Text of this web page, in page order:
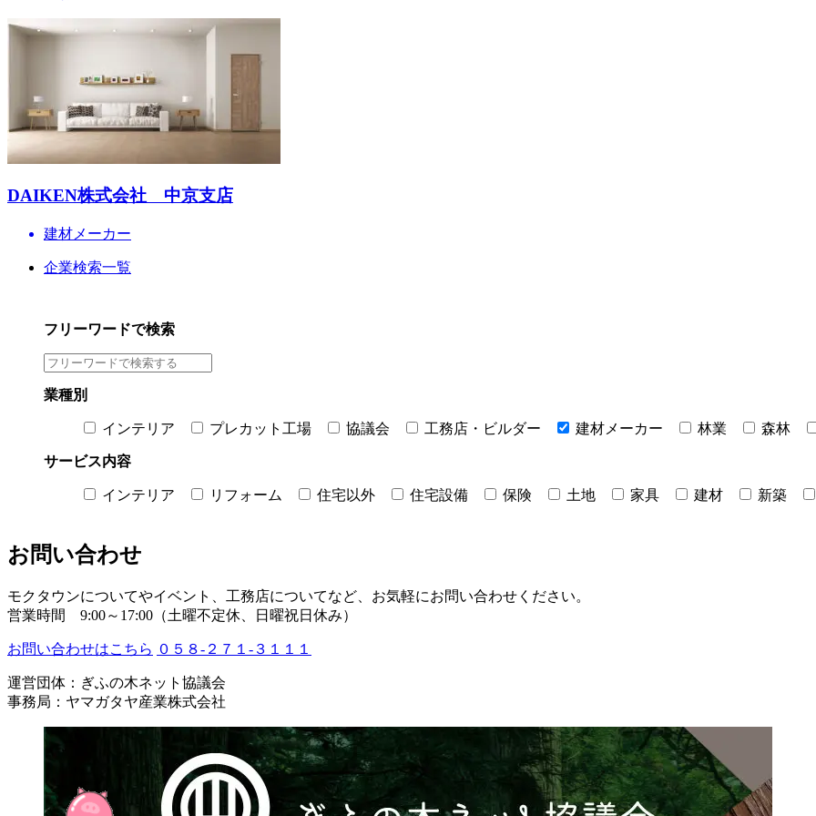
DAIKEN株式会社 中京支店
建材メーカー
企業検索一覧
フリーワードで検索
業種別
インテリア プレカット工場 協議会 工務店・ビルダー 建材メーカー 林業 森林
サービス内容
インテリア リフォーム 住宅以外 住宅設備 保険 土地 家具 建材 新築
お問い合わせ
モクタウンについてやイベント、工務店についてなど、お気軽にお問い合わせください。
営業時間 9:00～17:00（土曜不定休、日曜祝日休み）
お問い合わせはこちら ０５８-２７１-３１１１
運営団体：ぎふの木ネット協議会
事務局：ヤマガタヤ産業株式会社